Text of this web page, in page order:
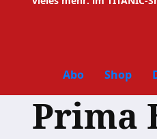
Abo Shop
Prima